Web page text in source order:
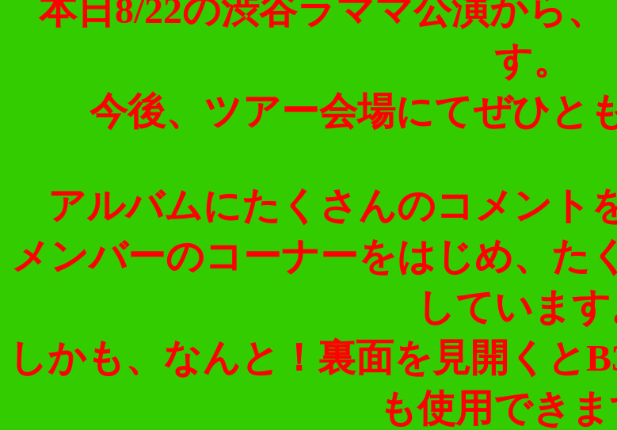
本日8/22の渋谷ラママ公演から
す。
今後、ツアー会場にてぜひと
アルバムにたくさんのコメント
メンバーのコーナーをはじめ、た
しています
しかも、なんと！裏面を見開くと
も使用できま